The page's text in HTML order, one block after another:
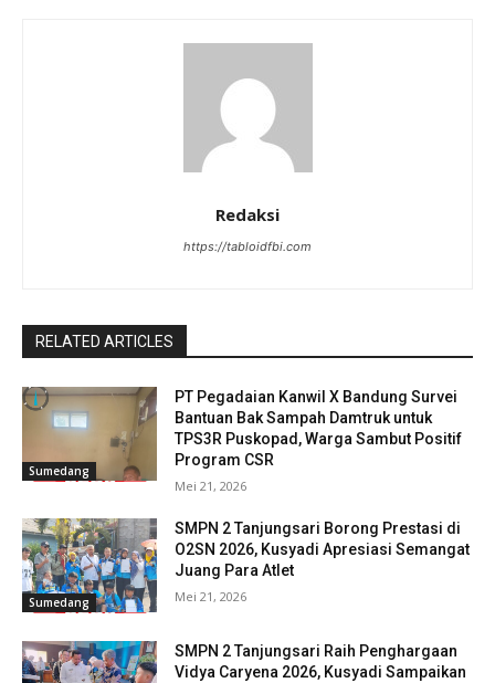
Redaksi
https://tabloidfbi.com
RELATED ARTICLES
Sumedang
PT Pegadaian Kanwil X Bandung Survei
Bantuan Bak Sampah Damtruk untuk
TPS3R Puskopad, Warga Sambut Positif
Program CSR
Mei 21, 2026
Sumedang
SMPN 2 Tanjungsari Borong Prestasi di
O2SN 2026, Kusyadi Apresiasi Semangat
Juang Para Atlet
Mei 21, 2026
SMPN 2 Tanjungsari Raih Penghargaan
Vidya Caryena 2026, Kusyadi Sampaikan